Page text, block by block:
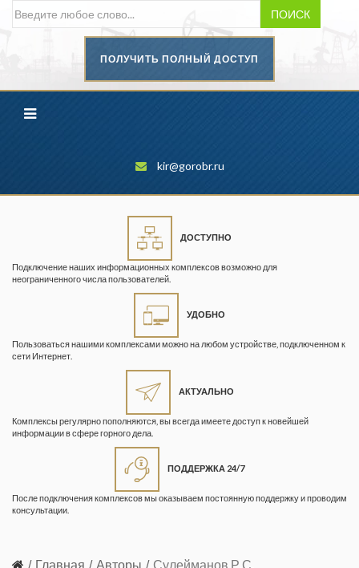
ПОИСК
ПОЛУЧИТЬ ПОЛНЫЙ ДОСТУП
kir@gorobr.ru
ДОСТУПНО
Подключение наших информационных комплексов возможно для
неограниченного числа пользователей.
УДОБНО
Пользоваться нашими комплексами можно на любом устройстве, подключенном к
сети Интернет.
АКТУАЛЬНО
Комплексы регулярно пополняются, вы всегда имеете доступ к новейшей
информации в сфере горного дела.
ПОДДЕРЖКА 24/7
После подключения комплексов мы оказываем постоянную поддержку и проводим
консультации.
Главная Авторы Сулейманов Р.С.
промышленности
Геопрофи
Горнопромышленные ведомости
Кузбасса. Информационный
безопасность»
Информационный бюллетень
атомному надзору